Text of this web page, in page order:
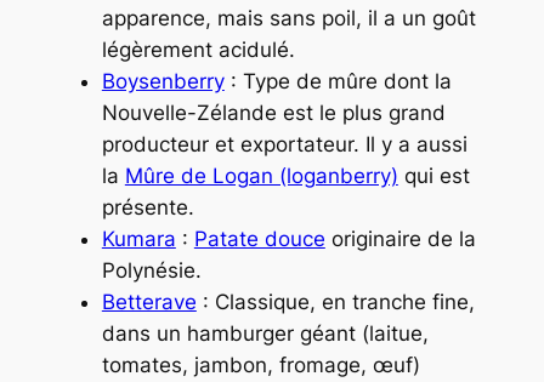
apparence, mais sans poil, il a un goût
légèrement acidulé.
Boysenberry: Type de mûre dont la
Nouvelle-Zélande est le plus grand
producteur et exportateur. Il y a aussi
la Mûre de Logan (loganberry) qui est
présente.
Kumara : Patate douce originaire de la
Polynésie.
Betterave : Classique, en tranche fine,
dans un hamburger géant (laitue,
tomates, jambon, fromage, œuf)